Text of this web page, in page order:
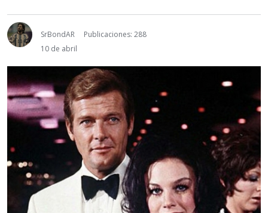
SrBondAR
Publicaciones: 288
10 de abril